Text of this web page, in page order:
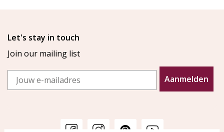
Let's stay in touch
Join our mailing list
Email
Aanmelden